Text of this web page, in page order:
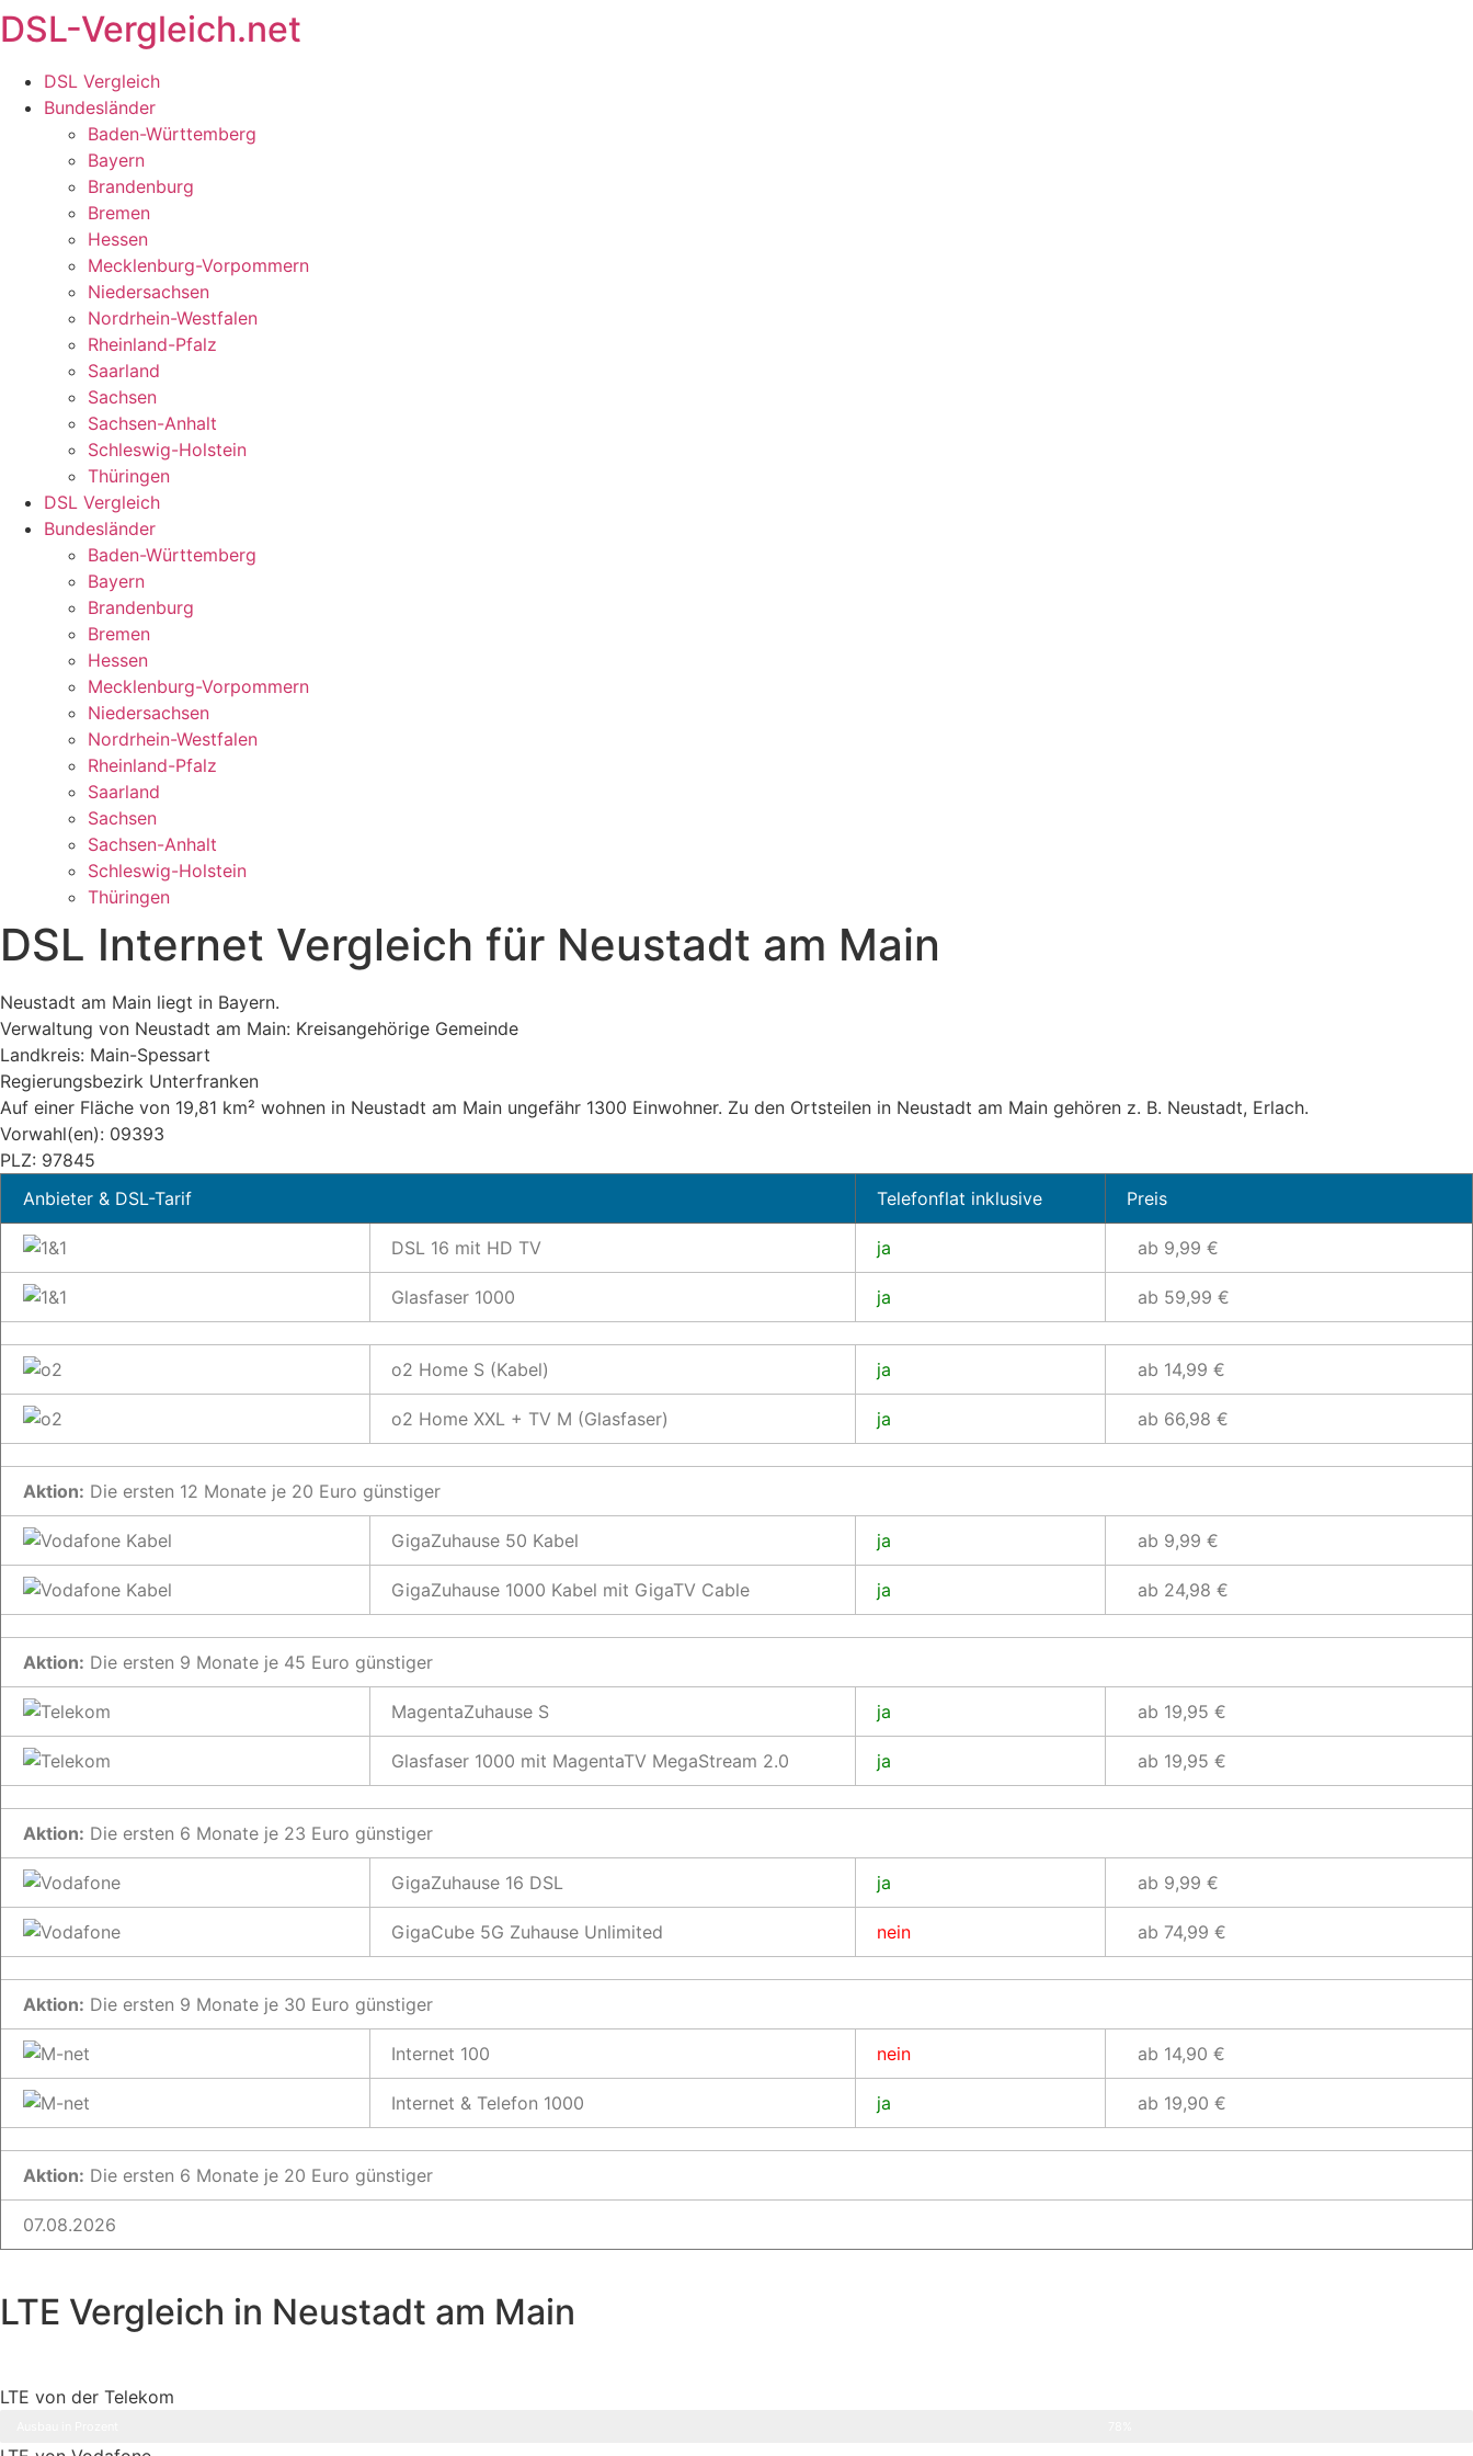
Zum
Inhalt
springen
DSL-Vergleich.net
DSL Vergleich
Bundesländer
Baden-Württemberg
Bayern
Brandenburg
Bremen
Hessen
Mecklenburg-Vorpommern
Niedersachsen
Nordrhein-Westfalen
Rheinland-Pfalz
Saarland
Sachsen
Sachsen-Anhalt
Schleswig-Holstein
Thüringen
DSL Vergleich
Bundesländer
Baden-Württemberg
Bayern
Brandenburg
Bremen
Hessen
Mecklenburg-Vorpommern
Niedersachsen
Nordrhein-Westfalen
Rheinland-Pfalz
Saarland
Sachsen
Sachsen-Anhalt
Schleswig-Holstein
Thüringen
DSL Internet Vergleich für Neustadt am Main
Neustadt am Main liegt in Bayern.
Verwaltung von Neustadt am Main: Kreisangehörige Gemeinde
Landkreis: Main-Spessart
Regierungsbezirk Unterfranken
Auf einer Fläche von 19,81 km² wohnen in Neustadt am Main ungefähr 1300 Einwohner. Zu den Ortsteilen in Neustadt am Main gehören z. B. Neustadt, Erlach.
Vorwahl(en): 09393
PLZ: 97845
Anbieter & DSL-Tarif
Telefonflat inklusive Preis
DSL 16 mit HD TV ja ab 9,99 €
Glasfaser 1000 ja ab 59,99 €
o2 Home S (Kabel) ja ab 14,99 €
o2 Home XXL + TV M (Glasfaser) ja ab 66,98 €
Aktion: Die ersten 12 Monate je 20 Euro günstiger
GigaZuhause 50 Kabel ja ab 9,99 €
GigaZuhause 1000 Kabel mit GigaTV Cable ja ab 24,98 €
Aktion: Die ersten 9 Monate je 45 Euro günstiger
MagentaZuhause S ja ab 19,95 €
Glasfaser 1000 mit MagentaTV MegaStream 2.0 ja ab 19,95 €
Aktion: Die ersten 6 Monate je 23 Euro günstiger
GigaZuhause 16 DSL ja ab 9,99 €
GigaCube 5G Zuhause Unlimited nein ab 74,99 €
Aktion: Die ersten 9 Monate je 30 Euro günstiger
Internet 100 nein ab 14,90 €
Internet & Telefon 1000 ja ab 19,90 €
Aktion: Die ersten 6 Monate je 20 Euro günstiger
07.08.2026
LTE Vergleich in Neustadt am Main
LTE von der Telekom